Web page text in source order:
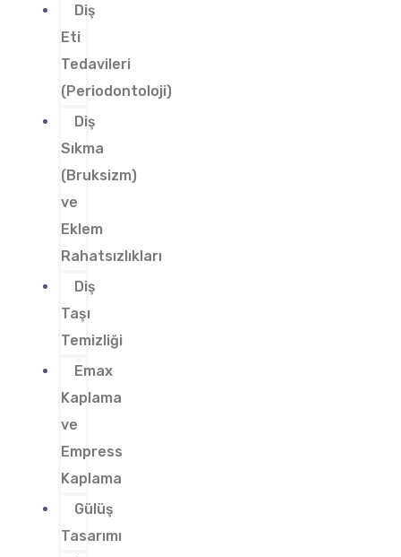
Diş
Eti
Tedavileri
(Periodontoloji)
Diş
Sıkma
(Bruksizm)
ve
Eklem
Rahatsızlıkları
Diş
Taşı
Temizliği
Emax
Kaplama
ve
Empress
Kaplama
Gülüş
Tasarımı